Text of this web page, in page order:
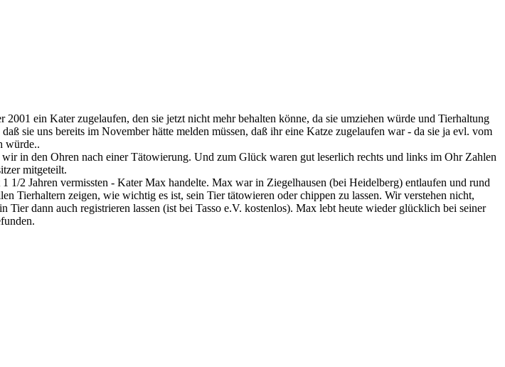
ein Kater zugelaufen, den sie jetzt nicht mehr behalten könne, da sie umziehen würde und Tierhaltung
sie uns bereits im November hätte melden müssen, daß ihr eine Katze zugelaufen war - da sie ja evl. vom
würde..
in den Ohren nach einer Tätowierung. Und zum Glück waren gut leserlich rechts und links im Ohr Zahlen
mitgeteilt.
2 Jahren vermissten - Kater Max handelte. Max war in Ziegelhausen (bei Heidelberg) entlaufen und rund
Tierhaltern zeigen, wie wichtig es ist, sein Tier tätowieren oder chippen zu lassen. Wir verstehen nicht,
dann auch registrieren lassen (ist bei Tasso e.V. kostenlos). Max lebt heute wieder glücklich bei seiner